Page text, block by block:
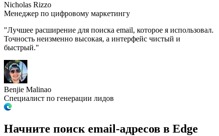
Nicholas Rizzo
Менеджер по цифровому маркетингу
"Лучшее расширение для поиска email, которое я использовал.
Точность неизменно высокая, а интерфейс чистый и
быстрый."
Benjie Malinao
Специалист по генерации лидов
Начните поиск email-адресов в Edge